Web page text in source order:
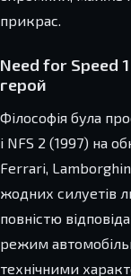
прикрас.
Need for Speed
герой
Філософія була
і NFS 2 (1997) на
Ferrari,
жодних силуетів
повністю
режим
технічними